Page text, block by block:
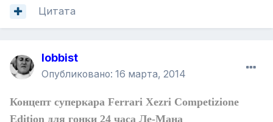
Цитата
lobbist
Опубликовано: 16 марта, 2014
Концепт суперкара Ferrari Xezri Competizione
Edition для гонки 24 часа Ле-Мана